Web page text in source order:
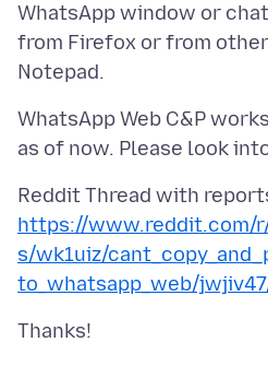
WhatsApp window or
from Firefox or from
WhatsApp Web C&P
Reddit Thread with
https://www.reddit.com/
s/wk1uiz/
to_whatsapp_web/